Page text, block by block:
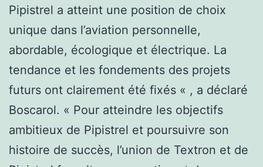
Pipistrel a atteint une position de choix
unique dans l’aviation personnelle,
abordable, écologique et électrique. La
tendance et les fondements des projets
futurs ont clairement été fixés « , a déclaré
Boscarol. « Pour atteindre les objectifs
ambitieux de Pipistrel et poursuivre son
histoire de succès, l’union de Textron et de